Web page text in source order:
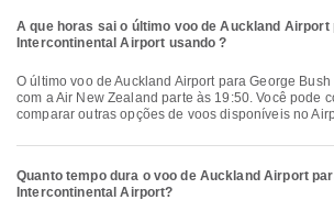
A que horas sai o último voo de Auckland Airport
Intercontinental Airport usando ?
O último voo de Auckland Airport para George Bush Intercontinental Airport
com a Air New Zealand parte às 19:50. Você pode
comparar outras opções de voos disponíveis no
Quanto tempo dura o voo de Auckland Airport
Intercontinental Airport?